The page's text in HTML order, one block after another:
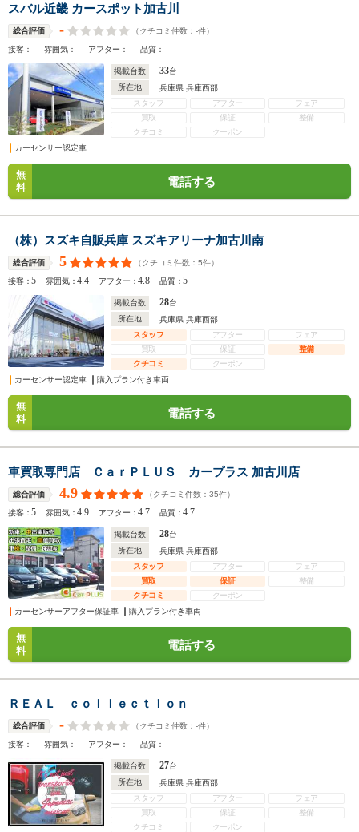
スバル近畿 カースポット加古川
総合評価 - （クチコミ件数： -件）
接客：- 雰囲気：- アフター：- 品質：-
掲載台数 33台
所在地
兵庫県 兵庫西部
スタッフ
アフター
フェア
買取
保証
整備
クチコミ
クーポン
カーセンサー認定車
無
料
電話する
（株）スズキ自販兵庫 スズキアリーナ加古川南
総合評価 5 （クチコミ件数： 5件）
接客：5 雰囲気：4.4 アフター：4.8 品質：5
掲載台数 28台
所在地
兵庫県 兵庫西部
スタッフ
アフター
フェア
買取
保証
整備
クチコミ
クーポン
カーセンサー認定車
購入プラン付き車両
無
料
電話する
車買取専門店 ＣａｒＰＬＵＳ カープラス 加古川店
総合評価 4.9 （クチコミ件数： 35件）
接客：5 雰囲気：4.9 アフター：4.7 品質：4.7
掲載台数 28台
所在地
兵庫県 兵庫西部
スタッフ
アフター
フェア
買取
保証
整備
クチコミ
クーポン
カーセンサーアフター保証車
購入プラン付き車両
無
料
電話する
ＲＥＡＬ ｃｏｌｌｅｃｔｉｏｎ
総合評価 - （クチコミ件数： -件）
接客：- 雰囲気：- アフター：- 品質：-
掲載台数 27台
所在地
兵庫県 兵庫西部
スタッフ
アフター
フェア
買取
保証
整備
クチコミ
クーポン